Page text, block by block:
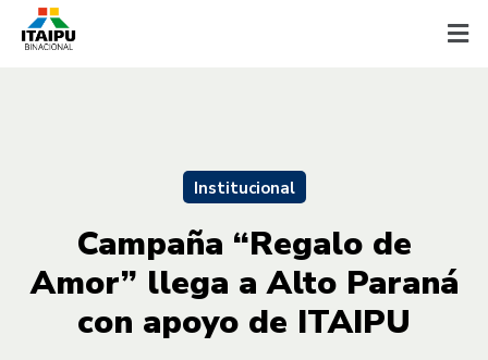
Institucional
Campaña “Regalo de
Amor” llega a Alto Paraná
con apoyo de ITAIPU